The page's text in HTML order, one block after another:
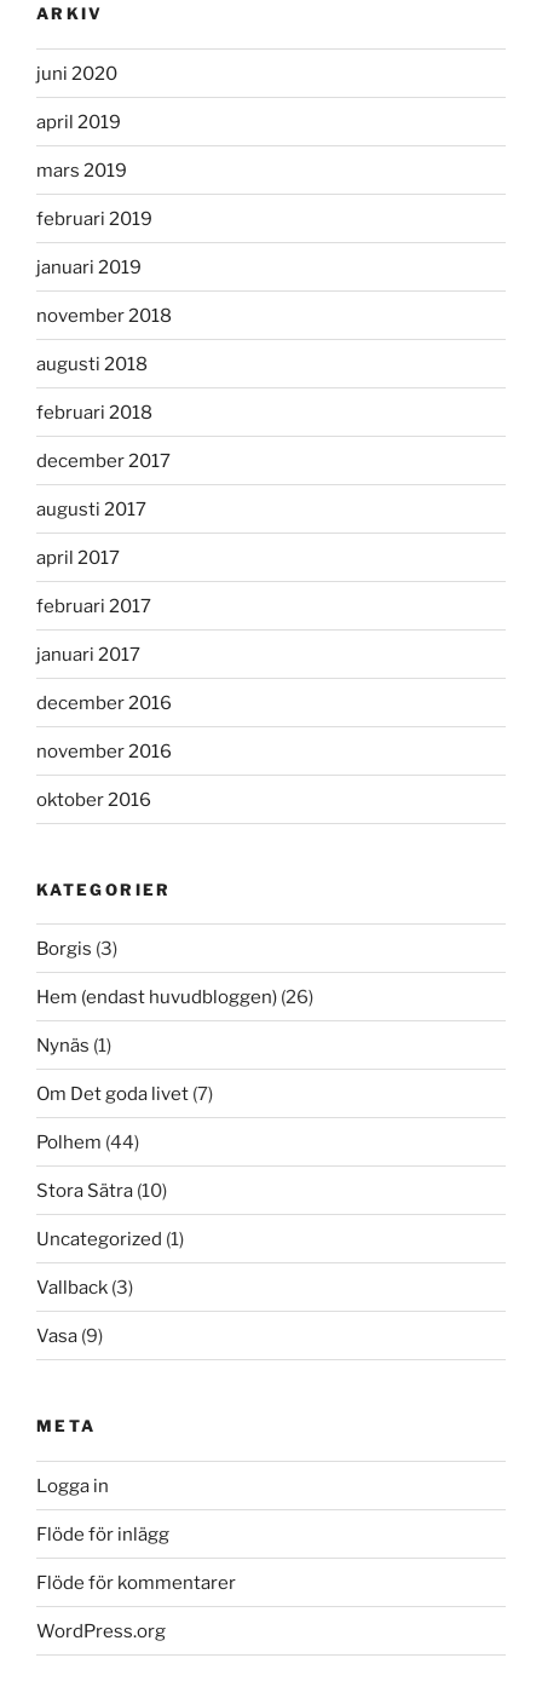
ARKIV
juni 2020
april 2019
mars 2019
februari 2019
januari 2019
november 2018
augusti 2018
februari 2018
december 2017
augusti 2017
april 2017
februari 2017
januari 2017
december 2016
november 2016
oktober 2016
KATEGORIER
Borgis (3)
Hem (endast huvudbloggen) (26)
Nynäs (1)
Om Det goda livet (7)
Polhem (44)
Stora Sätra (10)
Uncategorized (1)
Vallback (3)
Vasa (9)
META
Logga in
Flöde för inlägg
Flöde för kommentarer
WordPress.org